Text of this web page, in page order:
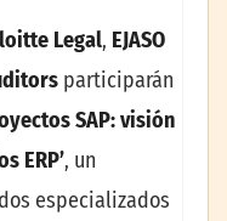
Legal, EJASO
participarán
SAP: visión
ERP’, un
especializados